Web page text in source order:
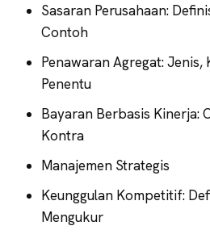
Sasaran Perusahaan:
Contoh
Penawaran Agregat:
Penentu
Bayaran Berbasis Kinerja:
Kontra
Manajemen Strategis
Keunggulan Kompetitif:
Mengukur